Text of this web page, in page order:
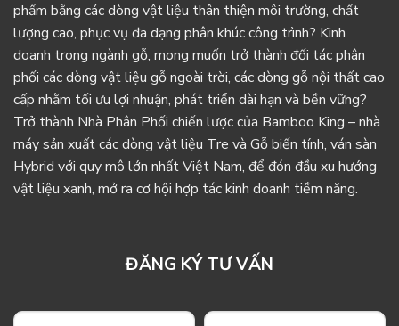
phẩm bằng các dòng vật liệu thân thiện môi trường, chất
lượng cao, phục vụ đa dạng phân khúc công trình? Kinh
doanh trong ngành gỗ, mong muốn trở thành đối tác phân
phối các dòng vật liệu gỗ ngoài trời, các dòng gỗ nội thất cao
cấp nhằm tối ưu lợi nhuận, phát triển dài hạn và bền vững?
Trở thành Nhà Phân Phối chiến lược của Bamboo King – nhà
máy sản xuất các dòng vật liệu Tre và Gỗ biến tính, ván sàn
Hybrid với quy mô lớn nhất Việt Nam, để đón đầu xu hướng
vật liệu xanh, mở ra cơ hội hợp tác kinh doanh tiềm năng.
ĐĂNG KÝ TƯ VẤN